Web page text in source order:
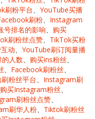
刷粉平台、 YouTube买播
刷粉、 Instagram
号排名的影响、 购买
刷粉丝点赞、 TikTok买粉
动、 YouTube刷订阅量播
人数、 购买ins粉丝、
、 Facebook刷粉丝、
粉丝平台、 Instagram刷
购买Instagram粉丝、
刷粉丝点赞、
刷华人粉、 Tiktok刷粉丝